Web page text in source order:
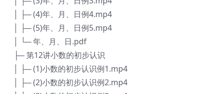
│ ├─ (4)年、月、日例4.mp4
│ ├─ (5)年、月、日例5.mp4
│ └─ 年、月、日.pdf
├─ 第12讲小数的初步认识
│ ├─ (1)小数的初步认识例1.mp4
│ ├─ (2)小数的初步认识例2.mp4